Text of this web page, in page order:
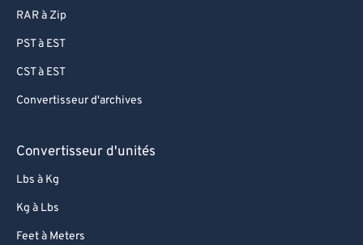
RAR à Zip
PST à EST
CST à EST
Convertisseur d'archives
Convertisseur d'unités
Lbs à Kg
Kg à Lbs
Feet à Meters